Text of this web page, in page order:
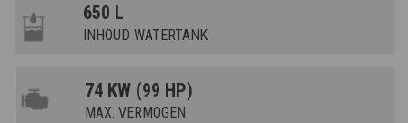
650 L
INHOUD WATERTANK
74 KW (99 HP)
MAX. VERMOGEN